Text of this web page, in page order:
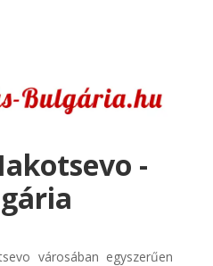
-
városában egyszerűen